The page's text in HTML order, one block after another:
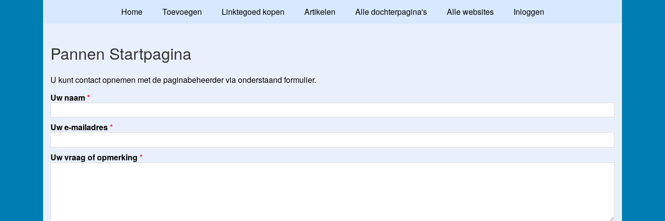
Home Toevoegen Linktegoed kopen Artikelen Alle dochterpagina's Alle websites Inloggen
Pannen Startpagina
U kunt contact opnemen met de paginabeheerder via onderstaand formulier.
Uw naam*
Uw e-mailadres*
Uw vraag of opmerking *